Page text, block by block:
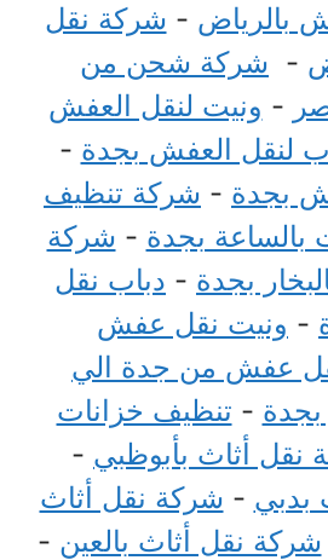
بالرياض - شركة نقل
- شركة شحن من
- ونيت لنقل العفش
لنقل العفش بجدة -
بجدة - شركة تنظيف
بالساعة بجدة - شركة
بجدة - دباب نقل
- ونيت نقل عفش
عفش من جدة الي
بجدة - تنظيف خزانات
نقل أثاث بأبوظبي -
بدبي - شركة نقل أثاث
شركة نقل أثاث بالعين -